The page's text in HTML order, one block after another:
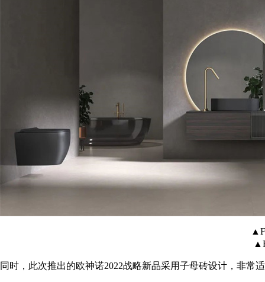
同时，此次推出的欧神诺2022战略新品采用子母砖设计，非